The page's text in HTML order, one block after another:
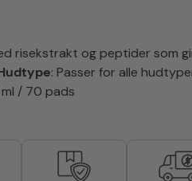
risekstrakt og peptider som
: Passer for alle
ml / 70 pads